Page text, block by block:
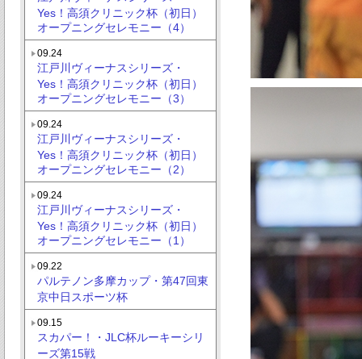
Yes！高須クリニック杯（初日）
オープニングセレモニー（4）
09.24
江戸川ヴィーナスシリーズ・
Yes！高須クリニック杯（初日）
オープニングセレモニー（3）
09.24
江戸川ヴィーナスシリーズ・
Yes！高須クリニック杯（初日）
オープニングセレモニー（2）
09.24
江戸川ヴィーナスシリーズ・
Yes！高須クリニック杯（初日）
オープニングセレモニー（1）
09.22
パルテノン多摩カップ・第47回東
京中日スポーツ杯
09.15
スカパー！・JLC杯ルーキーシリ
ーズ第15戦